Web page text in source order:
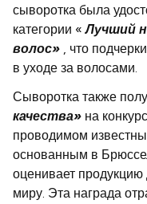
сыворотка была
категории «Лучший
волос» , что
в уходе за волосами.
Сыворотка также
качества» на
проводимом
основанным в
оценивает
миру. Эта награда